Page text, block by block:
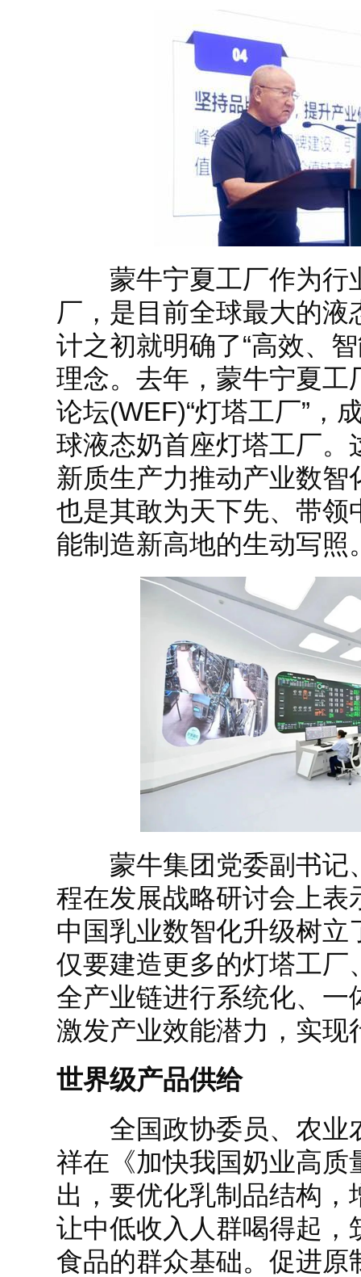
蒙牛宁夏工厂作为行
厂，是目前全球最大的
计之初就明确了“高效、
理念。去年，蒙牛宁夏工
论坛(WEF)“灯塔工厂”，
球液态奶首座灯塔工厂。
新质生产力推动产业数智
也是其敢为天下先、带领
能制造新高地的生动写照
蒙牛集团党委副书记
程在发展战略研讨会上表
中国乳业数智化升级树立
仅要建造更多的灯塔工厂
全产业链进行系统化、一
激发产业效能潜力，实现
世界级产品供给
全国政协委员、农业
祥在《加快我国奶业高质
出，要优化乳制品结构，
让中低收入人群喝得起，
食品的群众基础。促进原